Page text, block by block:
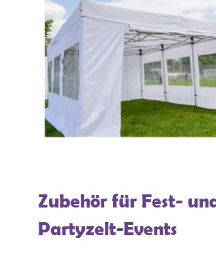
Zubehör für Fest-
Partyzelt-Events